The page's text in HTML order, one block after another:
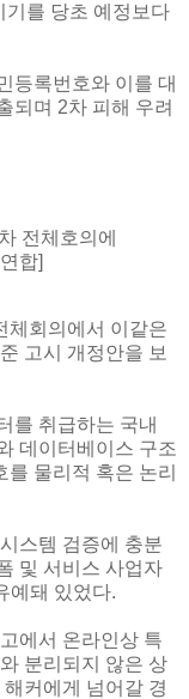
기를 당초 예정보다
등록번호와 이를 대
되며 2차 피해 우려
전체호의에
합]
체회의에서 이같은
고시 개정안을 보
를 취급하는 국내
데이터베이스 구조
물리적 혹은 논리
스템 검증에 충분
및 서비스 사업자
예돼 있었다.
에서 온라인상 특
분리되지 않은 상
커에게 넘어갈 경